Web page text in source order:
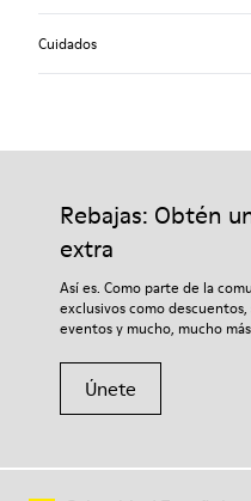
autocierre
Cordones elásticos
Plantilla de EVA
Forro
Cuidados
Nuestros zapatos se han
adecuados para el cuidado
garantizará que duren más
Si deseas obtener
tu par, visita nuestraGuía
Rebajas: Obtén
extra
Así es. Como parte de la
exclusivos como
eventos y mucho, mucho
Únete